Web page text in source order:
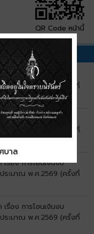
QR Code หน้านี้
นๆ
รื่อง การโอนเงินงบ
ระมาณ พ.ศ.2569 (ครั้งที่
เรื่อง การโอนเงินงบ
ระมาณ พ.ศ.2569 (ครั้งที่
เรื่อง การโอนเงินงบ
ระมาณ พ.ศ.2569 (ครั้งที่
เรื่อง การโอนเงินงบ
ระมาณ พ.ศ.2569 (ครั้งที่
บาล